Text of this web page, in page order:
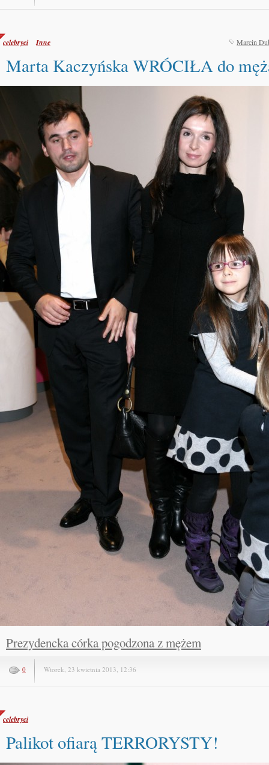
celebryci Inne Marcin
Marta Kaczyńska WRÓCIŁA do
Prezydencka córka pogodzona z mężem
0 Wtorek, 23 kwietnia 2013, 12:36
celebryci
Palikot ofiarą TERRORYSTY!